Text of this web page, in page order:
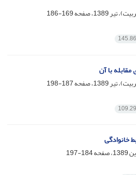
169-186
با آن
187-198
خانوادگی
184-197